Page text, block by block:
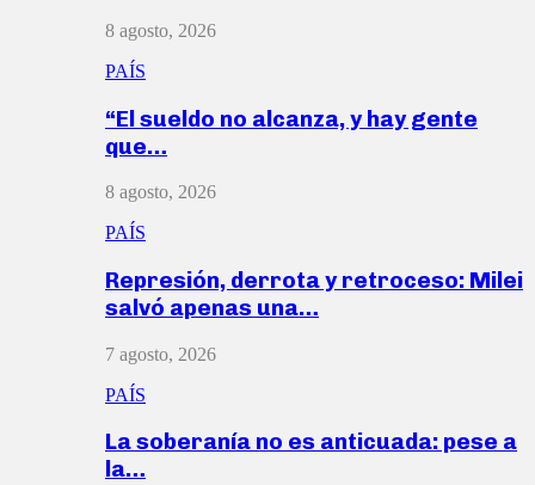
8 agosto, 2026
PAÍS
“El sueldo no alcanza, y hay gente
que…
8 agosto, 2026
PAÍS
Represión, derrota y retroceso: Milei
salvó apenas una…
7 agosto, 2026
PAÍS
La soberanía no es anticuada: pese a
la…